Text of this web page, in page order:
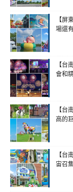
【屏
場還
【台
會和
【台
高的
【台
宙召